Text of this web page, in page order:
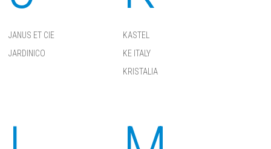
JANUS ET CIE
JARDINICO
KASTEL
KE ITALY
KRISTALIA